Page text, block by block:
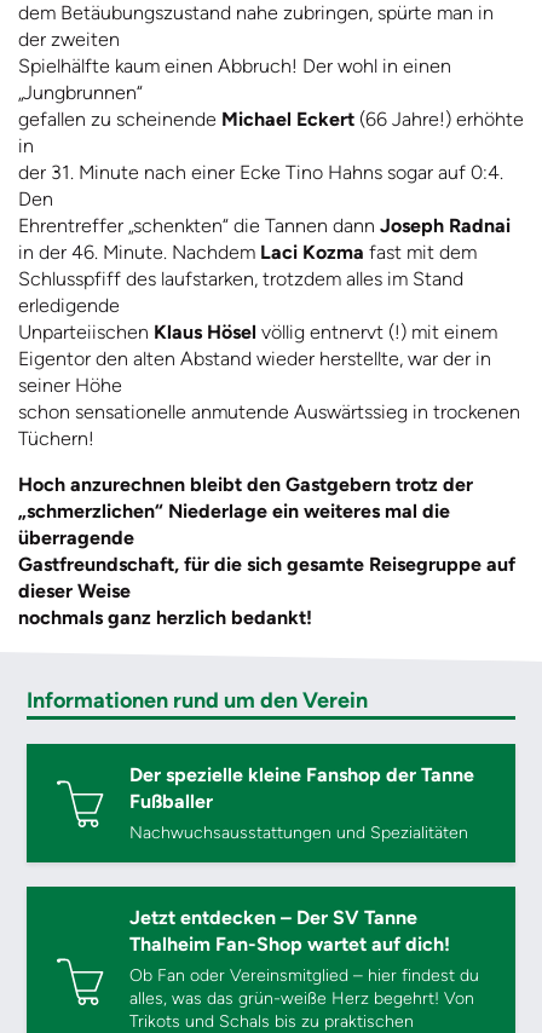
dem Betäubungszustand nahe zubringen, spürte man in
der zweiten
Spielhälfte kaum einen Abbruch! Der wohl in einen
„Jungbrunnen“
gefallen zu scheinende Michael Eckert (66 Jahre!) erhöhte
in
der 31. Minute nach einer Ecke Tino Hahns sogar auf 0:4.
Den
Ehrentreffer „schenkten“ die Tannen dann Joseph Radnai
in der 46. Minute. Nachdem Laci Kozma fast mit dem
Schlusspfiff des laufstarken, trotzdem alles im Stand
erledigende
Unparteiischen Klaus Hösel völlig entnervt (!) mit einem
Eigentor den alten Abstand wieder herstellte, war der in
seiner Höhe
schon sensationelle anmutende Auswärtssieg in trockenen
Tüchern!
Hoch anzurechnen bleibt den Gastgebern trotz der
„schmerzlichen“ Niederlage ein weiteres mal die
überragende
Gastfreundschaft, für die sich gesamte Reisegruppe auf
dieser Weise
nochmals ganz herzlich bedankt!
Informationen rund um den Verein
Der spezielle kleine Fanshop der Tanne
Fußballer
Nachwuchsausstattungen und Spezialitäten
Jetzt entdecken – Der SV Tanne
Thalheim Fan-Shop wartet auf dich!
Ob Fan oder Vereinsmitglied – hier findest du
alles, was das grün-weiße Herz begehrt! Von
Trikots und Schals bis zu praktischen